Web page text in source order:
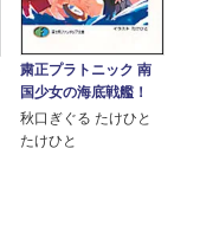
粛正プラトニック 南
国少女の海底戦艦！
秋口ぎぐる たけひと
たけひと